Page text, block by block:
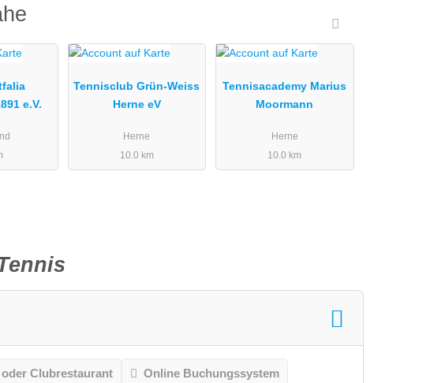
e.V.
Tennisclub Grün-Weiss
Herne eV
Herne
10.0 km
Tennisacademy Marius
Moormann
Herne
10.0 km
Clubrestaurant Online Buchungssystem